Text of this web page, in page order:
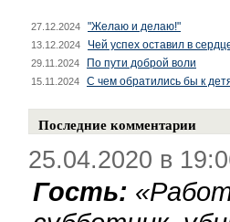
27.12.2024 "Желаю и делаю!"
13.12.2024 Чей успех оставил в
29.11.2024 По пути доброй воли
15.11.2024 С чем обратились бы к
Последние комментарии
25.04.2020 в
Гость: «